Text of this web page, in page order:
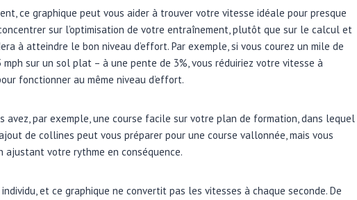
ce graphique peut vous aider à trouver votre vitesse idéale pour presque
sur l’optimisation de votre entraînement, plutôt que sur le calcul et
à atteindre le bon niveau d’effort. Par exemple, si vous courez un mile de
sur un sol plat – à une pente de 3%, vous réduiriez votre vitesse à
fonctionner au même niveau d’effort.
par exemple, une course facile sur votre plan de formation, dans lequel
de collines peut vous préparer pour une course vallonnée, mais vous
ajustant votre rythme en conséquence.
et ce graphique ne convertit pas les vitesses à chaque seconde. De